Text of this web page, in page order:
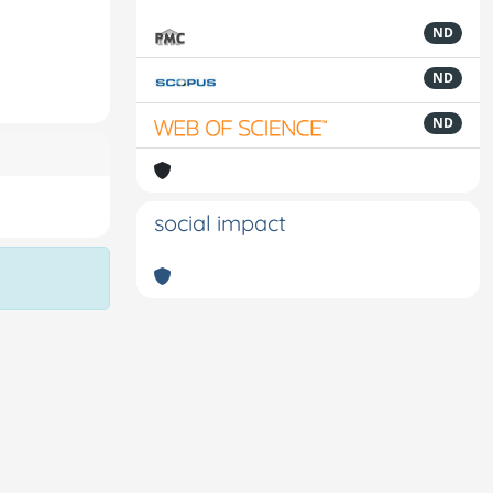
ND
ND
ND
social impact